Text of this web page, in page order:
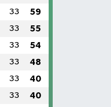
33 59
33 55
33 54
33 48
33 40
33 40